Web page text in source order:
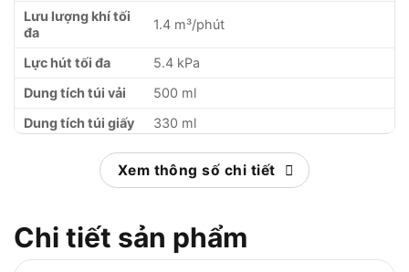
Lưu lượng khí tối
đa
1.4 m³/phút
Lực hút tối đa
5.4 kPa
Dung tích túi vải
500 ml
Dung tích túi giấy
330 ml
Thời gian dùng
Cao: 33 phút / Thấp: 66 phút
Trọng lượng thân
máy
1.3 kg
Xem thông số chi tiết
Chi tiết sản phẩm